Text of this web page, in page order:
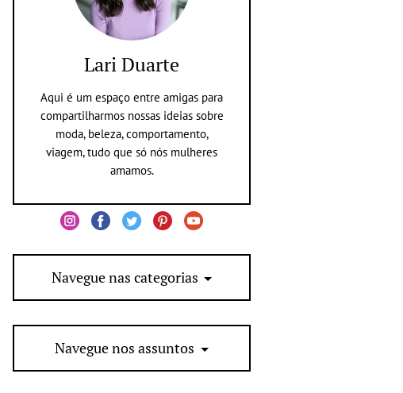
Lari Duarte
Aqui é um espaço entre amigas para
compartilharmos nossas ideias sobre
moda, beleza, comportamento,
viagem, tudo que só nós mulheres
amamos.
Navegue nas categorias
Navegue nos assuntos